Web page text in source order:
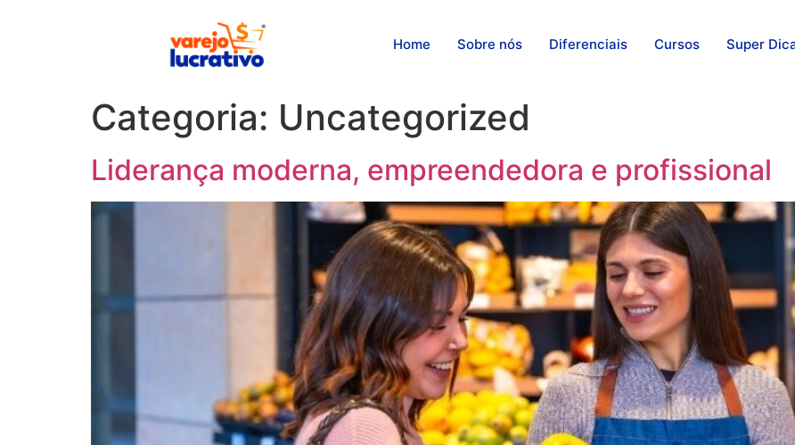
Home Sobre nós Diferenciais Cursos Super
Categoria: Uncategorized
Liderança moderna, empreendedora e profissional